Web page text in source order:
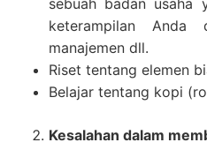
keterampilan Anda
manajemen dll.
Riset tentang elemen
Belajar tentang kopi
Kesalahan dalam